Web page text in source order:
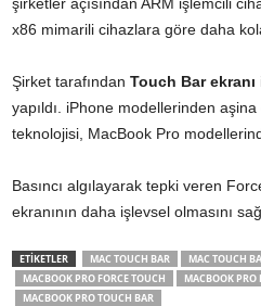
x86 mimarili cihazlara göre daha
Şirket tarafından Touch Bar ekranı
yapıldı. iPhone modellerinden
teknolojisi, MacBook Pro
Basıncı algılayarak tepki veren
ekranının daha işlevsel olmasını
ETİKETLER MAC TOUCH BAR MAC TOUCH
MACBOOK PRO FORCE TOUCH
MACBOOK PRO
MACBOOK PRO TOUCH BAR